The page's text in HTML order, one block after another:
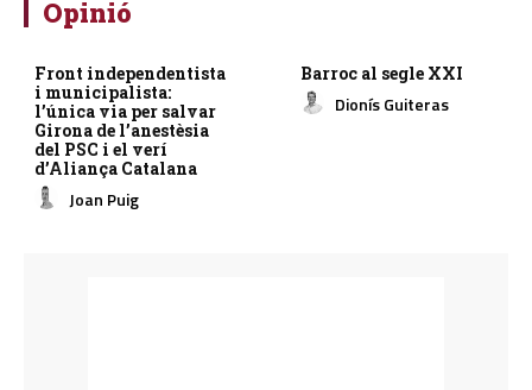
Opinió
Front independentista
i municipalista:
l’única via per salvar
Girona de l’anestèsia
del PSC i el verí
d’Aliança Catalana
Joan Puig
Barroc al segle XXI
Dionís Guiteras